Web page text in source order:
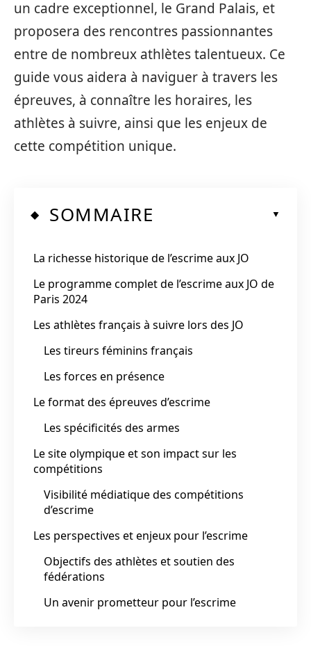
un cadre exceptionnel, le Grand Palais, et
proposera des rencontres passionnantes
entre de nombreux athlètes talentueux. Ce
guide vous aidera à naviguer à travers les
épreuves, à connaître les horaires, les
athlètes à suivre, ainsi que les enjeux de
cette compétition unique.
SOMMAIRE
La richesse historique de l’escrime aux JO
Le programme complet de l’escrime aux JO de
Paris 2024
Les athlètes français à suivre lors des JO
Les tireurs féminins français
Les forces en présence
Le format des épreuves d’escrime
Les spécificités des armes
Le site olympique et son impact sur les
compétitions
Visibilité médiatique des compétitions
d’escrime
Les perspectives et enjeux pour l’escrime
Objectifs des athlètes et soutien des
fédérations
Un avenir prometteur pour l’escrime